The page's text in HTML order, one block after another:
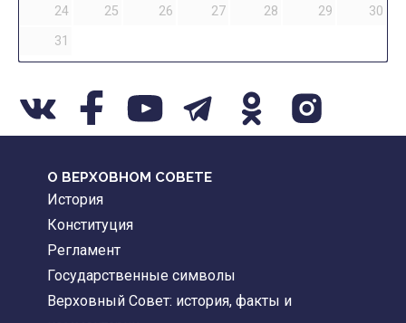
24
25 26 27 28 29
30
31
О ВЕРХОВНОМ СОВЕТЕ
История
Конституция
Регламент
Государственные символы
Верховный Совет: история, факты и